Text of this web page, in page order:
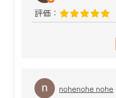
評価：
nohenohe nohe